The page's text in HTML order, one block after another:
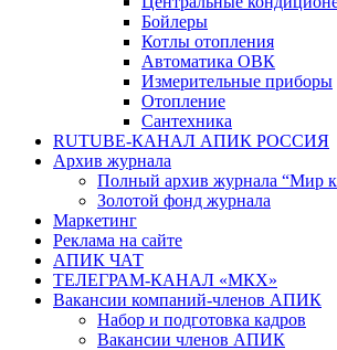
Бойлеры
Котлы отопления
Автоматика ОВК
Измерительные приборы
Отопление
Сантехника
RUTUBE-КАНАЛ АПИК РОССИЯ
Архив журнала
Полный архив журнала “Мир
Золотой фонд журнала
Маркетинг
Реклама на сайте
АПИК ЧАТ
ТЕЛЕГРАМ-КАНАЛ «МКХ»
Вакансии компаний-членов АПИК
Набор и подготовка кадров
Вакансии членов АПИК